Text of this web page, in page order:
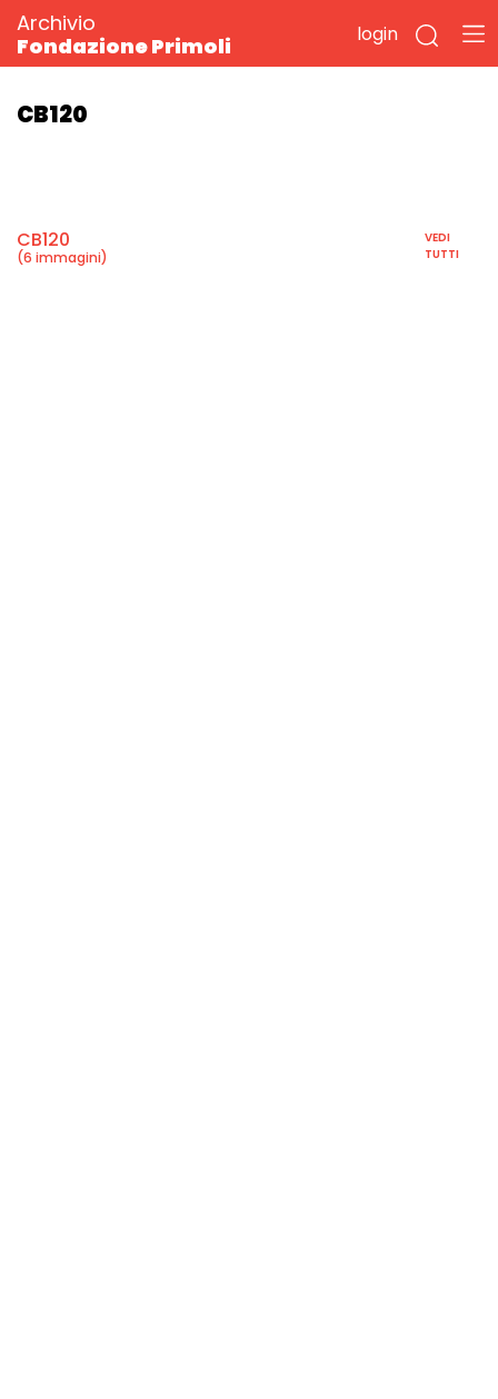
Archivio
Fondazione Primoli
login
CB120
CB120
(6 immagini)
VEDI
TUTTI